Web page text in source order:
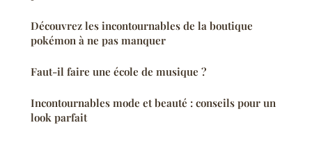
Découvrez les incontournables de la boutique
pokémon à ne pas manquer
Faut-il faire une école de musique ?
Incontournables mode et beauté : conseils pour un
look parfait